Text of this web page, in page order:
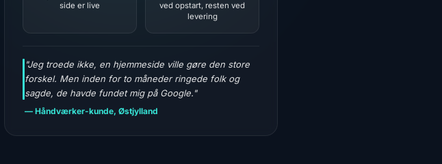
side er live
ved opstart, resten ved
levering
"Jeg troede ikke, en hjemmeside ville gøre den store
forskel. Men inden for to måneder ringede folk og
sagde, de havde fundet mig på Google."
— Håndværker-kunde, Østjylland